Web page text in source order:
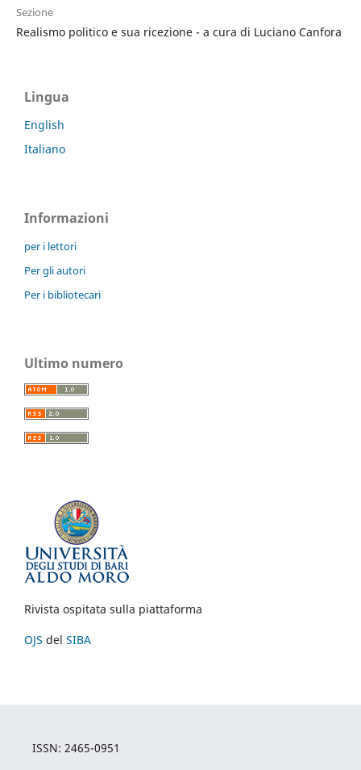
Sezione
Realismo politico e sua ricezione - a cura di Luciano Canfora
Lingua
English
Italiano
Informazioni
per i lettori
Per gli autori
Per i bibliotecari
Ultimo numero
Rivista ospitata sulla piattaforma
OJS del SIBA
ISSN: 2465-0951